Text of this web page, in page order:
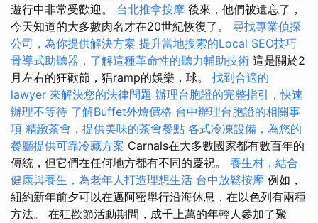
遊行中非常受歡迎。 台北推拿按摩 後來，他們被遺忘了，
今天知道的大多數肉名才在20世紀恢復了。 尋找專業偵探
公司，為你提供解決方案 提升當地搜索的Local SEO技巧
骨導式助聽器，了解這種革命性的聽力輔助技術 這是關於2
月左右的狂歡節，猖ramp的娛樂，球。 找到合適的
lawyer 來解決您的法律問題 辦理台胞證的完整指引，快速
辦理不等待 了解Buffet外燴價格 台中辦理台胞證的相關事
項 精緻茶會，提供美味的茶會餐點 各式冷凍設備，為您的
餐廳提供可靠冷藏方案 Carnals在大多數國家都有數百年的
傳統，但它們在任何地方都有不同的慶祝。 養生村，結合
健康與養生，為老年人打造理想生活 台中放鬆按摩 例如，
紐約新年前夕可以在邁阿密舉行沿海休息，在以色列有兩種
方法。 在狂歡節活動期間，成千上萬的年輕人參加了聚